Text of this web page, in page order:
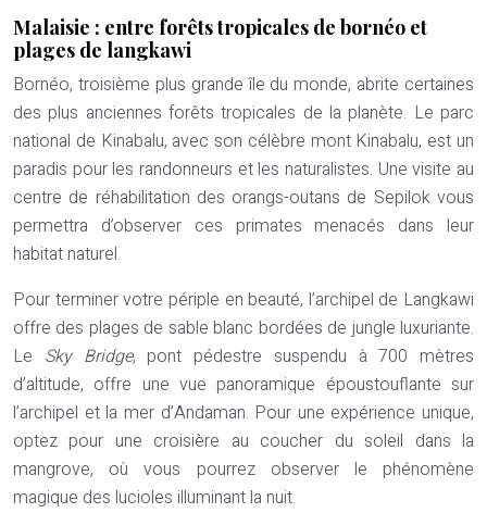
Malaisie : entre forêts tropicales de bornéo et
plages de langkawi
Bornéo, troisième plus grande île du monde, abrite certaines
des plus anciennes forêts tropicales de la planète. Le parc
national de Kinabalu, avec son célèbre mont Kinabalu, est un
paradis pour les randonneurs et les naturalistes. Une visite au
centre de réhabilitation des orangs-outans de Sepilok vous
permettra d’observer ces primates menacés dans leur
habitat naturel.
Pour terminer votre périple en beauté, l’archipel de Langkawi
offre des plages de sable blanc bordées de jungle luxuriante.
Le Sky Bridge, pont pédestre suspendu à 700 mètres
d’altitude, offre une vue panoramique époustouflante sur
l’archipel et la mer d’Andaman. Pour une expérience unique,
optez pour une croisière au coucher du soleil dans la
mangrove, où vous pourrez observer le phénomène
magique des lucioles illuminant la nuit.